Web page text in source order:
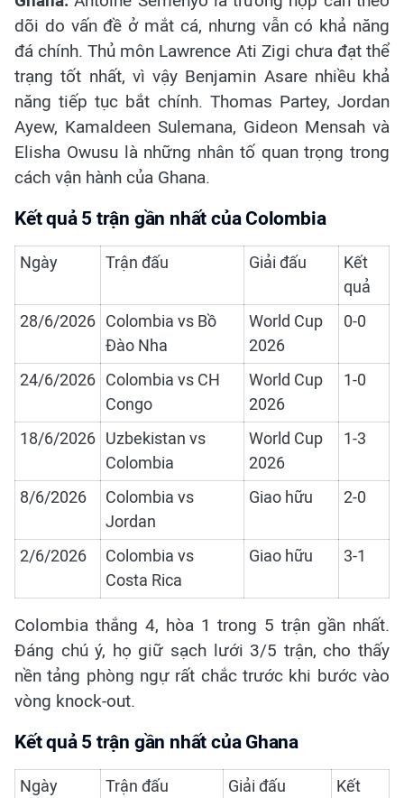
dõi do vấn đề ở mắt cá, nhưng vẫn có khả năng
đá chính. Thủ môn Lawrence Ati Zigi chưa đạt thể
trạng tốt nhất, vì vậy Benjamin Asare nhiều khả
năng tiếp tục bắt chính. Thomas Partey, Jordan
Ayew, Kamaldeen Sulemana, Gideon Mensah và
Elisha Owusu là những nhân tố quan trọng trong
cách vận hành của Ghana.
Kết quả 5 trận gần nhất của Colombia
Ngày Trận đấu Giải đấu
Kết
quả
28/6/2026 Colombia vs Bồ
Đào Nha
World Cup
2026
0-0
24/6/2026 Colombia vs CH
Congo
World Cup
2026
1-0
18/6/2026 Uzbekistan vs
Colombia
World Cup
2026
1-3
8/6/2026
Colombia vs
Jordan
Giao hữu 2-0
2/6/2026
Colombia vs
Costa Rica
Giao hữu 3-1
Colombia thắng 4, hòa 1 trong 5 trận gần nhất.
Đáng chú ý, họ giữ sạch lưới 3/5 trận, cho thấy
nền tảng phòng ngự rất chắc trước khi bước vào
vòng knock-out.
Kết quả 5 trận gần nhất của Ghana
Ngày Trận đấu Giải đấu
Kết